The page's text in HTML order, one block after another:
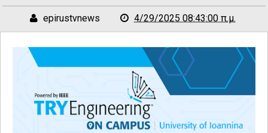
epirustvnews 4/29/2025 08:43:00 π.μ.